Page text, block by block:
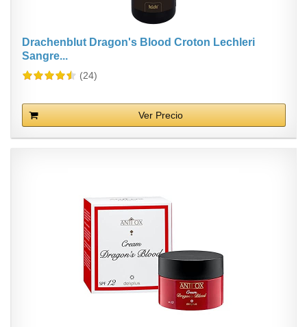
Drachenblut Dragon's Blood Croton Lechleri
Sangre...
(24)
Ver Precio